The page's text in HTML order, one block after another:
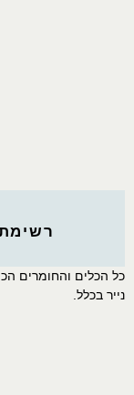
כל הכלים והחומרים
נייר בכלל.